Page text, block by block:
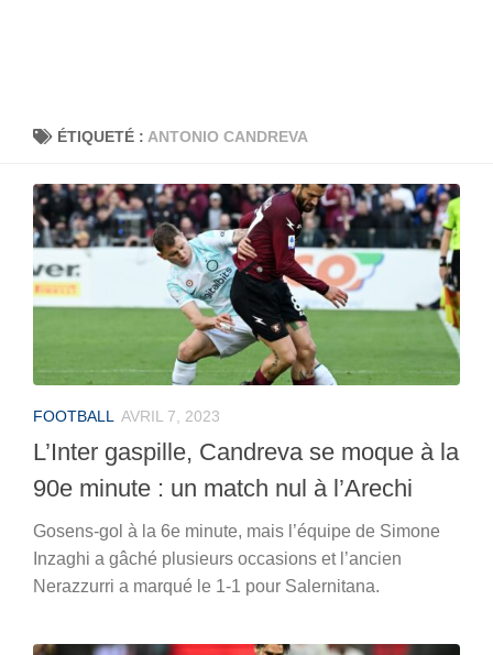
ÉTIQUETÉ : ANTONIO CANDREVA
FOOTBALL AVRIL 7, 2023
L’Inter gaspille, Candreva se moque à la
90e minute : un match nul à l’Arechi
Gosens-gol à la 6e minute, mais l’équipe de Simone
Inzaghi a gâché plusieurs occasions et l’ancien
Nerazzurri a marqué le 1-1 pour Salernitana.